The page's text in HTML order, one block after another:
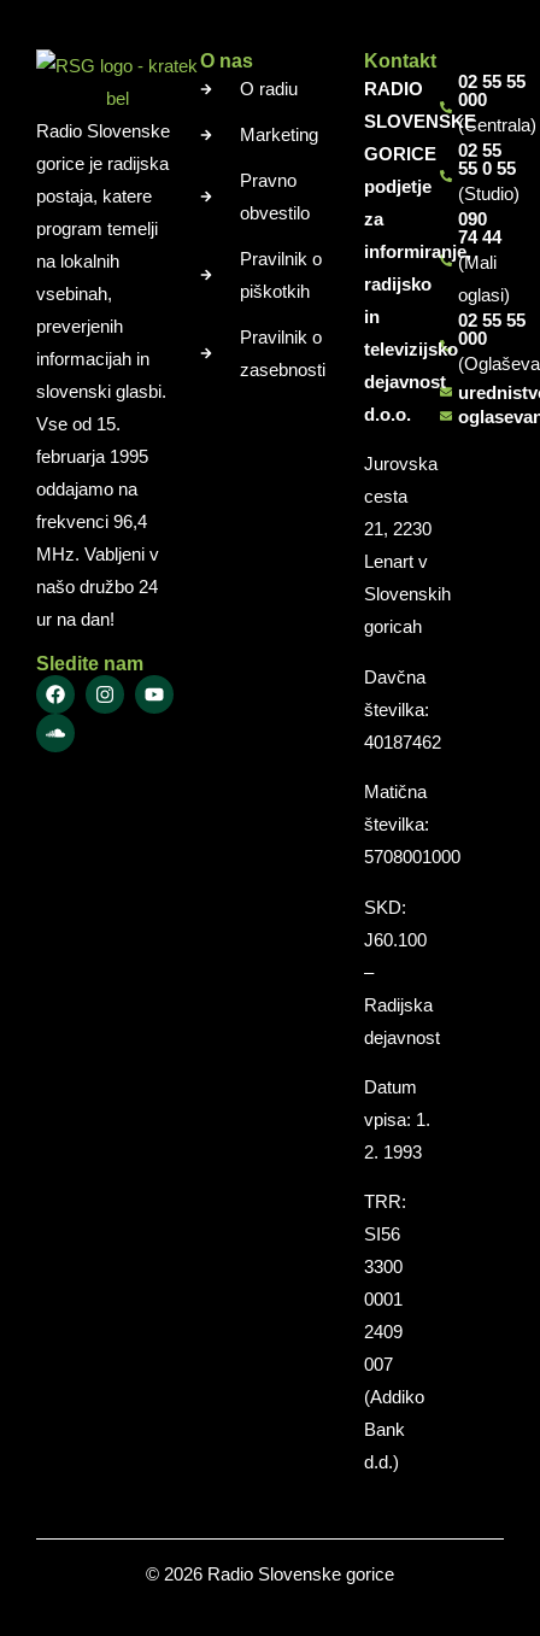
Radio Slovenske
gorice je radijska
postaja, katere
program temelji
na lokalnih
vsebinah,
preverjenih
informacijah in
slovenski glasbi.
Vse od 15.
februarja 1995
oddajamo na
frekvenci 96,4
MHz. Vabljeni v
našo družbo 24
ur na dan!
Sledite nam
O nas
O radiu
Marketing
Pravno
obvestilo
Pravilnik o
piškotkih
Pravilnik o
zasebnosti
Kontakt
RADIO
SLOVENSKE
GORICE
podjetje
za
informiranje,
radijsko
in
televizijsko
dejavnost
d.o.o.
Jurovska
cesta
21, 2230
Lenart v
Slovenskih
goricah
Davčna
številka:
40187462
Matična
številka:
5708001000
SKD:
J60.100
–
Radijska
dejavnost
Datum
vpisa: 1.
2. 1993
TRR:
SI56
3300
0001
2409
007
(Addiko
Bank
d.d.)
02 55 55
000
(Centrala)
02 55
55 0 55
(Studio)
090
74 44
(Mali
oglasi)
02 55 55
000
© 2026 Radio Slovenske gorice